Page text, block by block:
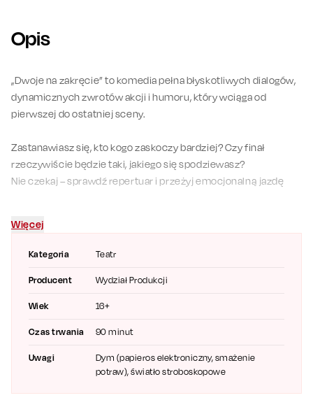
Opis
Kategoria Teatr
Producent Wydział Produkcji
Wiek 16+
Czas trwania 90 minut
Uwagi
Dym (papieros elektroniczny, smażenie
potraw), światło stroboskopowe
„Dwoje na zakręcie” to komedia pełna błyskotliwych dialogów,
dynamicznych zwrotów akcji i humoru, który wciąga od
pierwszej do ostatniej sceny.
Zastanawiasz się, kto kogo zaskoczy bardziej? Czy finał
rzeczywiście będzie taki, jakiego się spodziewasz?
Nie czekaj – sprawdź repertuar i przeżyj emocjonalną jazdę
Obsada:
Karol Dziuba
Autorka:Flavia Coste
Uwaga! W spektaklu wykorzystywane jest światło migające.
Więcej